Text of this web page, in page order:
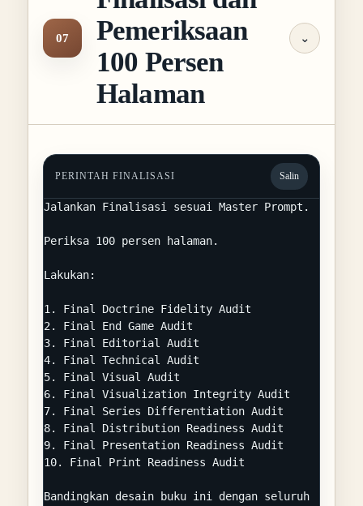
07
Pemeriksaan
100 Persen
Halaman
⌄
PERINTAH FINALISASI Salin
Jalankan Finalisasi sesuai Master Prompt.
Periksa 100 persen halaman.
Lakukan:
1. Final Doctrine Fidelity Audit
2. Final End Game Audit
3. Final Editorial Audit
4. Final Technical Audit
5. Final Visual Audit
6. Final Visualization Integrity Audit
7. Final Series Differentiation Audit
8. Final Distribution Readiness Audit
9. Final Presentation Readiness Audit
10. Final Print Readiness Audit
Bandingkan desain buku ini dengan seluruh